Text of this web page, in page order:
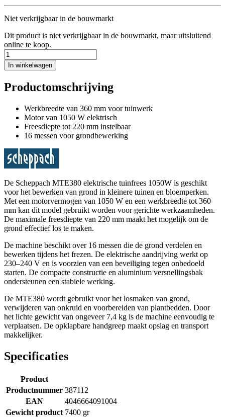
Niet verkrijgbaar in de bouwmarkt
Dit product is niet verkrijgbaar in de bouwmarkt, maar uitsluitend
online te koop.
In winkelwagen
Productomschrijving
Werkbreedte van 360 mm voor tuinwerk
Motor van 1050 W elektrisch
Freesdiepte tot 220 mm instelbaar
16 messen voor grondbewerking
De Scheppach MTE380 elektrische tuinfrees 1050W is geschikt
voor het bewerken van grond in kleinere tuinen en bloemperken.
Met een motorvermogen van 1050 W en een werkbreedte tot 360
mm kan dit model gebruikt worden voor gerichte werkzaamheden.
De maximale freesdiepte van 220 mm maakt het mogelijk om de
grond effectief los te maken.
De machine beschikt over 16 messen die de grond verdelen en
bewerken tijdens het frezen. De elektrische aandrijving werkt op
230–240 V en is voorzien van een beveiliging tegen onbedoeld
starten. De compacte constructie en aluminium versnellingsbak
ondersteunen een stabiele werking.
De MTE380 wordt gebruikt voor het losmaken van grond,
verwijderen van onkruid en voorbereiden van plantbedden. Door
het lichte gewicht van ongeveer 7,4 kg is de machine eenvoudig te
verplaatsen. De opklapbare handgreep maakt opslag en transport
makkelijker.
Specificaties
Product
Productnummer 387112
EAN
4046664091004
Gewicht product 7400 gr